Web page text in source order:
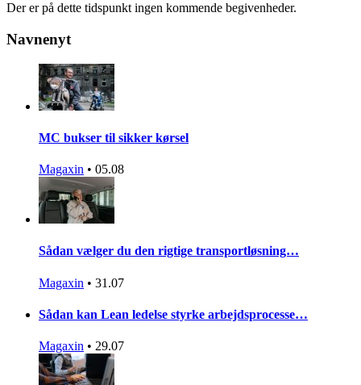
Der er på dette tidspunkt ingen kommende begivenheder.
Navnenyt
MC bukser til sikker kørsel
Magaxin • 05.08
Sådan vælger du den rigtige transportløsning…
Magaxin • 31.07
Sådan kan Lean ledelse styrke arbejdsprocesse…
Magaxin • 29.07